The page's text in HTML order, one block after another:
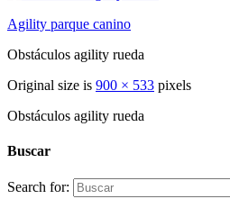
Agility parque canino
Obstáculos agility rueda
Original size is 900 × 533 pixels
Obstáculos agility rueda
Buscar
Search for: